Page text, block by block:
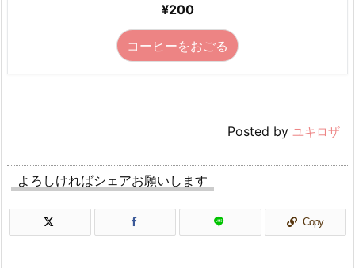
¥200
コーヒーをおごる
Posted by ユキロザ
よろしければシェアお願いします
Copy